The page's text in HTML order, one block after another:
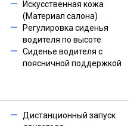
Искусственная кожа
(Материал салона)
Регулировка сиденья
водителя по высоте
Сиденье водителя с
поясничной поддержкой
Дистанционный запуск